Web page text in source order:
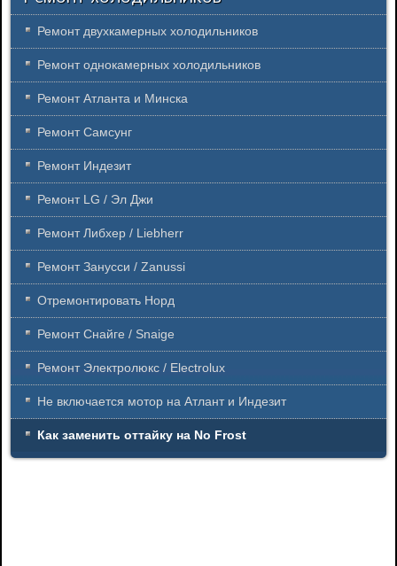
Ремонт двухкамерных холодильников
Ремонт однокамерных холодильников
Ремонт Атланта и Минска
Ремонт Самсунг
Ремонт Индезит
Ремонт LG / Эл Джи
Ремонт Либхер / Liebherr
Ремонт Занусси / Zanussi
Отремонтировать Норд
Ремонт Снайге / Snaige
Ремонт Электролюкс / Electrolux
Не включается мотор на Атлант и Индезит
Как заменить оттайку на No Frost